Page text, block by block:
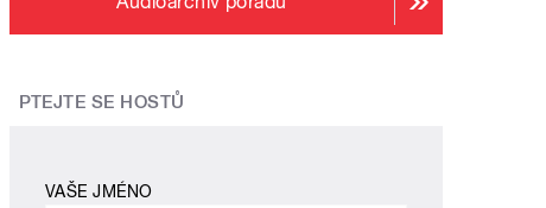
PTEJTE SE HOSTŮ
VAŠE JMÉNO